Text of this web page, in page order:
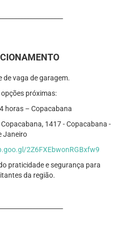
de vaga de garagem.
próximas:
horas – Copacabana
1417 - Copacabana -
Janeiro
2Z6FXEbwonRGBxfw9
praticidade e segurança para
da região.